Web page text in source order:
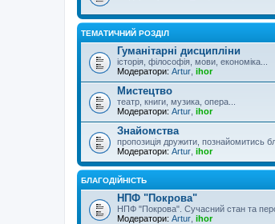
ТЕМАТИЧНИЙ РОЗДІЛ
Гуманітарні дисципліни
історія, філософія, мови, економіка...
Модератори: Artur ihor
Мистецтво
театр, книги, музика, опера...
Модератори: Artur ihor
Знайомства
пропозиція дружити, познайомитись
Модератори: Artur ihor
БЛАГОДІЙНІСТЬ
НПФ "Покрова"
НПФ "Покрова". Сучасний стан та
Модератори: Artur ihor